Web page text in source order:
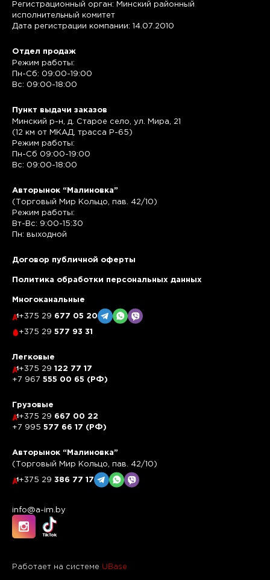
Регистрационный орган: Минский районный
исполнительный комитет
Дата регистрации компании: 14.07.2010
Отдел продаж
Режим работы:
Пн-Сб: 09:00-19:00
Вс: 09:00-18:00
Пункт выдачи заказов
Минский р-н, д. Старое село, ул. Мира, 21
(12 км от МКАД, трасса P-65)
Режим работы:
Пн-Сб 09:00-19:00
Вс: 09:00-18:00
Авторынок “Малиновка”
(Торговый Мир Кольцо, пав. 42/10)
Режим работы:
Вт-Вс: 9:00-15:30
Пн: выходной
Договор публичной оферты
Политика обработки персональных данных
Многоканальные
+375 29 677 05 20
+375 29 577 93 31
Легковые
+375 29 122 77 17
+7 967 555 00 65 (РФ)
Грузовые
+375 29 667 00 22
+7 995 577 66 17 (РФ)
Авторынок “Малиновка”
(Торговый Мир Кольцо, пав. 42/10)
+375 29 386 77 17
info@a-im.by
Работает на системе UBase